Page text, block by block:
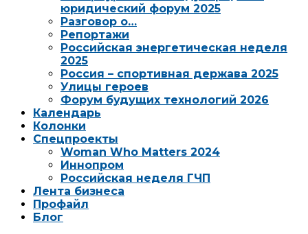
юридический форум 2025
Разговор о…
Репортажи
Российская энергетическая неделя
2025
Россия – спортивная держава 2025
Улицы героев
Форум будущих технологий 2026
Календарь
Колонки
Спецпроекты
Woman Who Matters 2024
Иннопром
Российская неделя ГЧП
Лента бизнеса
Профайл
Блог